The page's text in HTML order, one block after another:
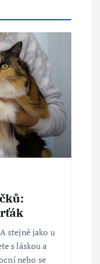
stejně jako u
s láskou a
nebo se